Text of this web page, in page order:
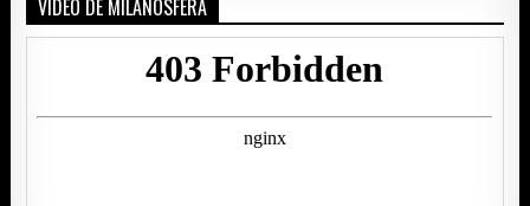
VÍDEO DE MILANOSFERA